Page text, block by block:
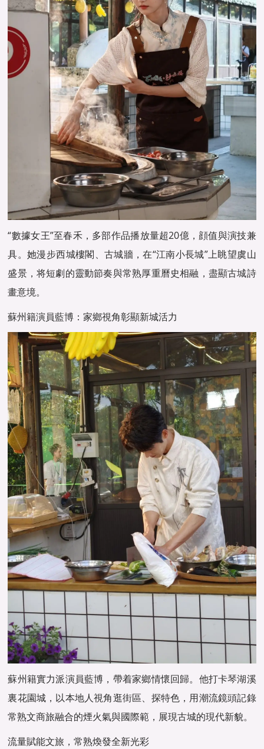
“數據女王”至春禾，多部作品播放量超20億，顔值與演技兼
具。她漫步西城樓閣、古城牆，在“江南小長城”上眺望虞山
盛景，将短劇的靈動節奏與常熟厚重曆史相融，盡顯古城詩
畫意境。
蘇州籍演員藍博：家鄉視角彰顯新城活力
蘇州籍實力派演員藍博，帶着家鄉情懷回歸。他打卡琴湖溪
裏花園城，以本地人視角逛街區、探特色，用潮流鏡頭記錄
常熟文商旅融合的煙火氣與國際範，展現古城的現代新貌。
流量賦能文旅，常熟煥發全新光彩